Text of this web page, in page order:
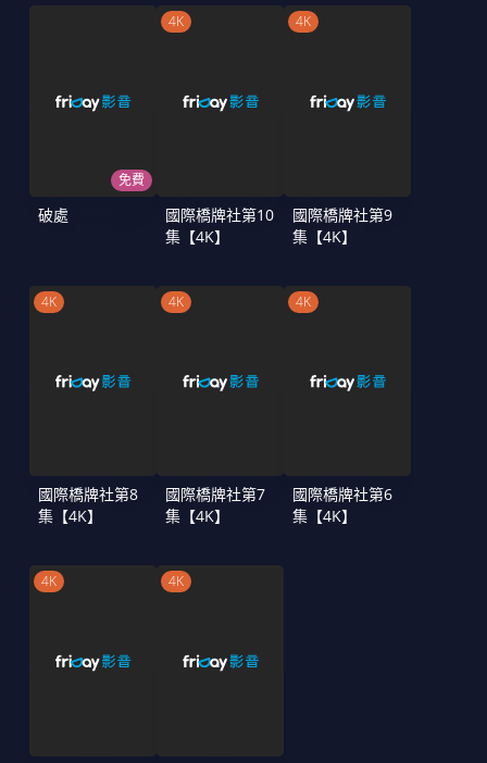
免費
破處
4K
國際橋牌社第10
集【4K】
4K
國際橋牌社第9
集【4K】
4K
國際橋牌社第8
集【4K】
4K
國際橋牌社第7
集【4K】
4K
國際橋牌社第6
集【4K】
4K 4K